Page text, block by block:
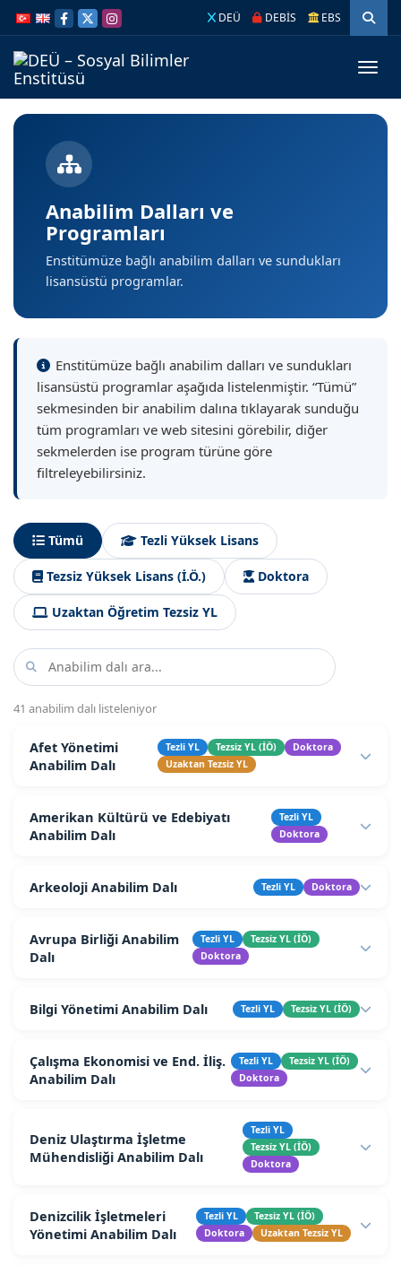
atla
Navigasyona
atla
DEÜ DEBİS EBS
Anabilim Dalları ve
Programları
Enstitümüze bağlı anabilim dalları ve sundukları
lisansüstü programlar.
Enstitümüze bağlı anabilim dalları ve sundukları
lisansüstü programlar aşağıda listelenmiştir. “Tümü”
sekmesinden bir anabilim dalına tıklayarak sunduğu
tüm programları ve web sitesini görebilir, diğer
sekmelerden ise program türüne göre
filtreleyebilirsiniz.
Tümü Tezli Yüksek Lisans
Tezsiz Yüksek Lisans (İ.Ö.) Doktora
Uzaktan Öğretim Tezsiz YL
41 anabilim dalı listeleniyor
Afet Yönetimi
Anabilim Dalı
Tezli YL Tezsiz YL (İÖ)
Doktora
Uzaktan Tezsiz YL
Amerikan Kültürü ve Edebiyatı
Anabilim Dalı
Tezli YL
Doktora
Arkeoloji Anabilim Dalı Tezli YL Doktora
Avrupa Birliği Anabilim
Dalı
Tezli YL
Tezsiz YL (İÖ)
Doktora
Bilgi Yönetimi Anabilim Dalı Tezli YL Tezsiz YL (İÖ)
Çalışma Ekonomisi ve End. İliş.
Anabilim Dalı
Tezli YL
Tezsiz YL (İÖ)
Doktora
Deniz Ulaştırma İşletme
Mühendisliği Anabilim Dalı
Tezli YL
Tezsiz YL (İÖ)
Doktora
Denizcilik İşletmeleri
Yönetimi Anabilim Dalı
Tezli YL
Tezsiz YL (İÖ)
Doktora
Uzaktan Tezsiz YL